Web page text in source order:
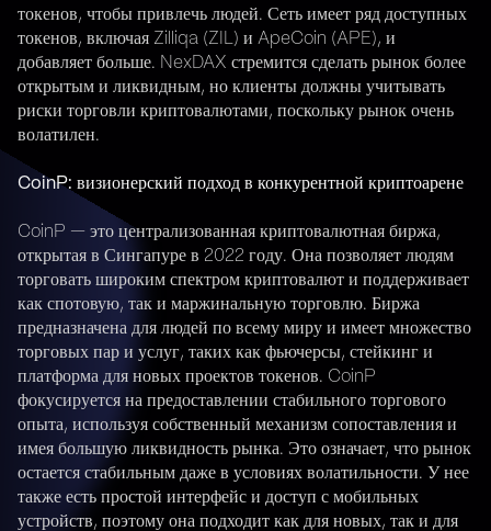
токенов, чтобы привлечь людей. Сеть имеет ряд доступных
токенов, включая Zilliqa (ZIL) и ApeCoin (APE), и
добавляет больше. NexDAX стремится сделать рынок более
открытым и ликвидным, но клиенты должны учитывать
риски торговли криптовалютами, поскольку рынок очень
волатилен.
CoinP: визионерский подход в конкурентной криптоарене
CoinP — это централизованная криптовалютная биржа,
открытая в Сингапуре в 2022 году. Она позволяет людям
торговать широким спектром криптовалют и поддерживает
как спотовую, так и маржинальную торговлю. Биржа
предназначена для людей по всему миру и имеет множество
торговых пар и услуг, таких как фьючерсы, стейкинг и
платформа для новых проектов токенов. CoinP
фокусируется на предоставлении стабильного торгового
опыта, используя собственный механизм сопоставления и
имея большую ликвидность рынка. Это означает, что рынок
остается стабильным даже в условиях волатильности. У нее
также есть простой интерфейс и доступ с мобильных
устройств, поэтому она подходит как для новых, так и для